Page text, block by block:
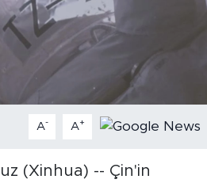
A- A+
(Xinhua) -- Çin'in